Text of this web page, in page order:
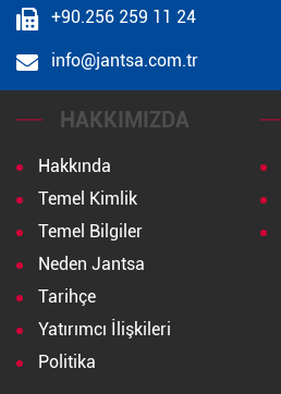
+90.256 259 11 24
info@jantsa.com.tr
HAKKIMIZDA
Hakkında
Temel Kimlik
Temel Bilgiler
Neden Jantsa
Tarihçe
Yatırımcı İlişkileri
Politika